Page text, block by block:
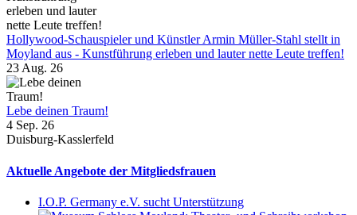
Hollywood-Schauspieler und Künstler Armin Müller-Stahl stellt in
Moyland aus - Kunstführung erleben und lauter nette Leute treffen!
23 Aug. 26
Lebe deinen Traum!
4 Sep. 26
Duisburg-Kasslerfeld
Aktuelle Angebote der Mitgliedsfrauen
I.O.P. Germany e.V. sucht Unterstützung